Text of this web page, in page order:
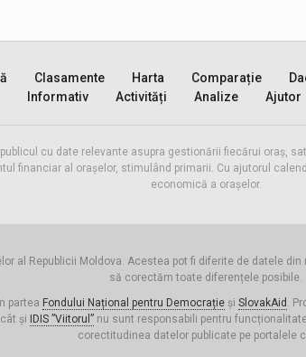
Clasamente Harta Comparație
Informativ
Activități Analize Ajutor
cu date relevante asupra gestionării fiecărui oraș,
financiar al orașelor, stimulând primarii. Cu ajutorul
economică a orașelor.
al Republicii Moldova. Acestea pot fi diferite de datele
să corectăm toate diferențele posibile.
partea Fondului Național pentru Democrațieși SlovakAid .
și IDIS ”Viitorul”nu sunt responsabili pentru
corectitudinea datelor publicate pe portalele